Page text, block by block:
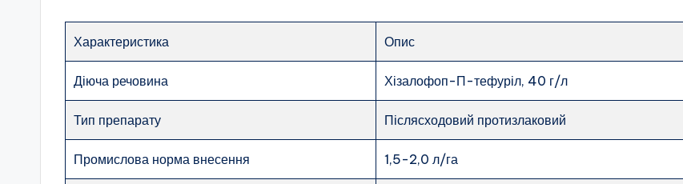
Характеристика Опис
Діюча речовина Хізалофоп-П-тефуріл, 40 г/л
Тип препарату Післясходовий протизлаковий
Промислова норма внесення 1,5-2,0 л/га